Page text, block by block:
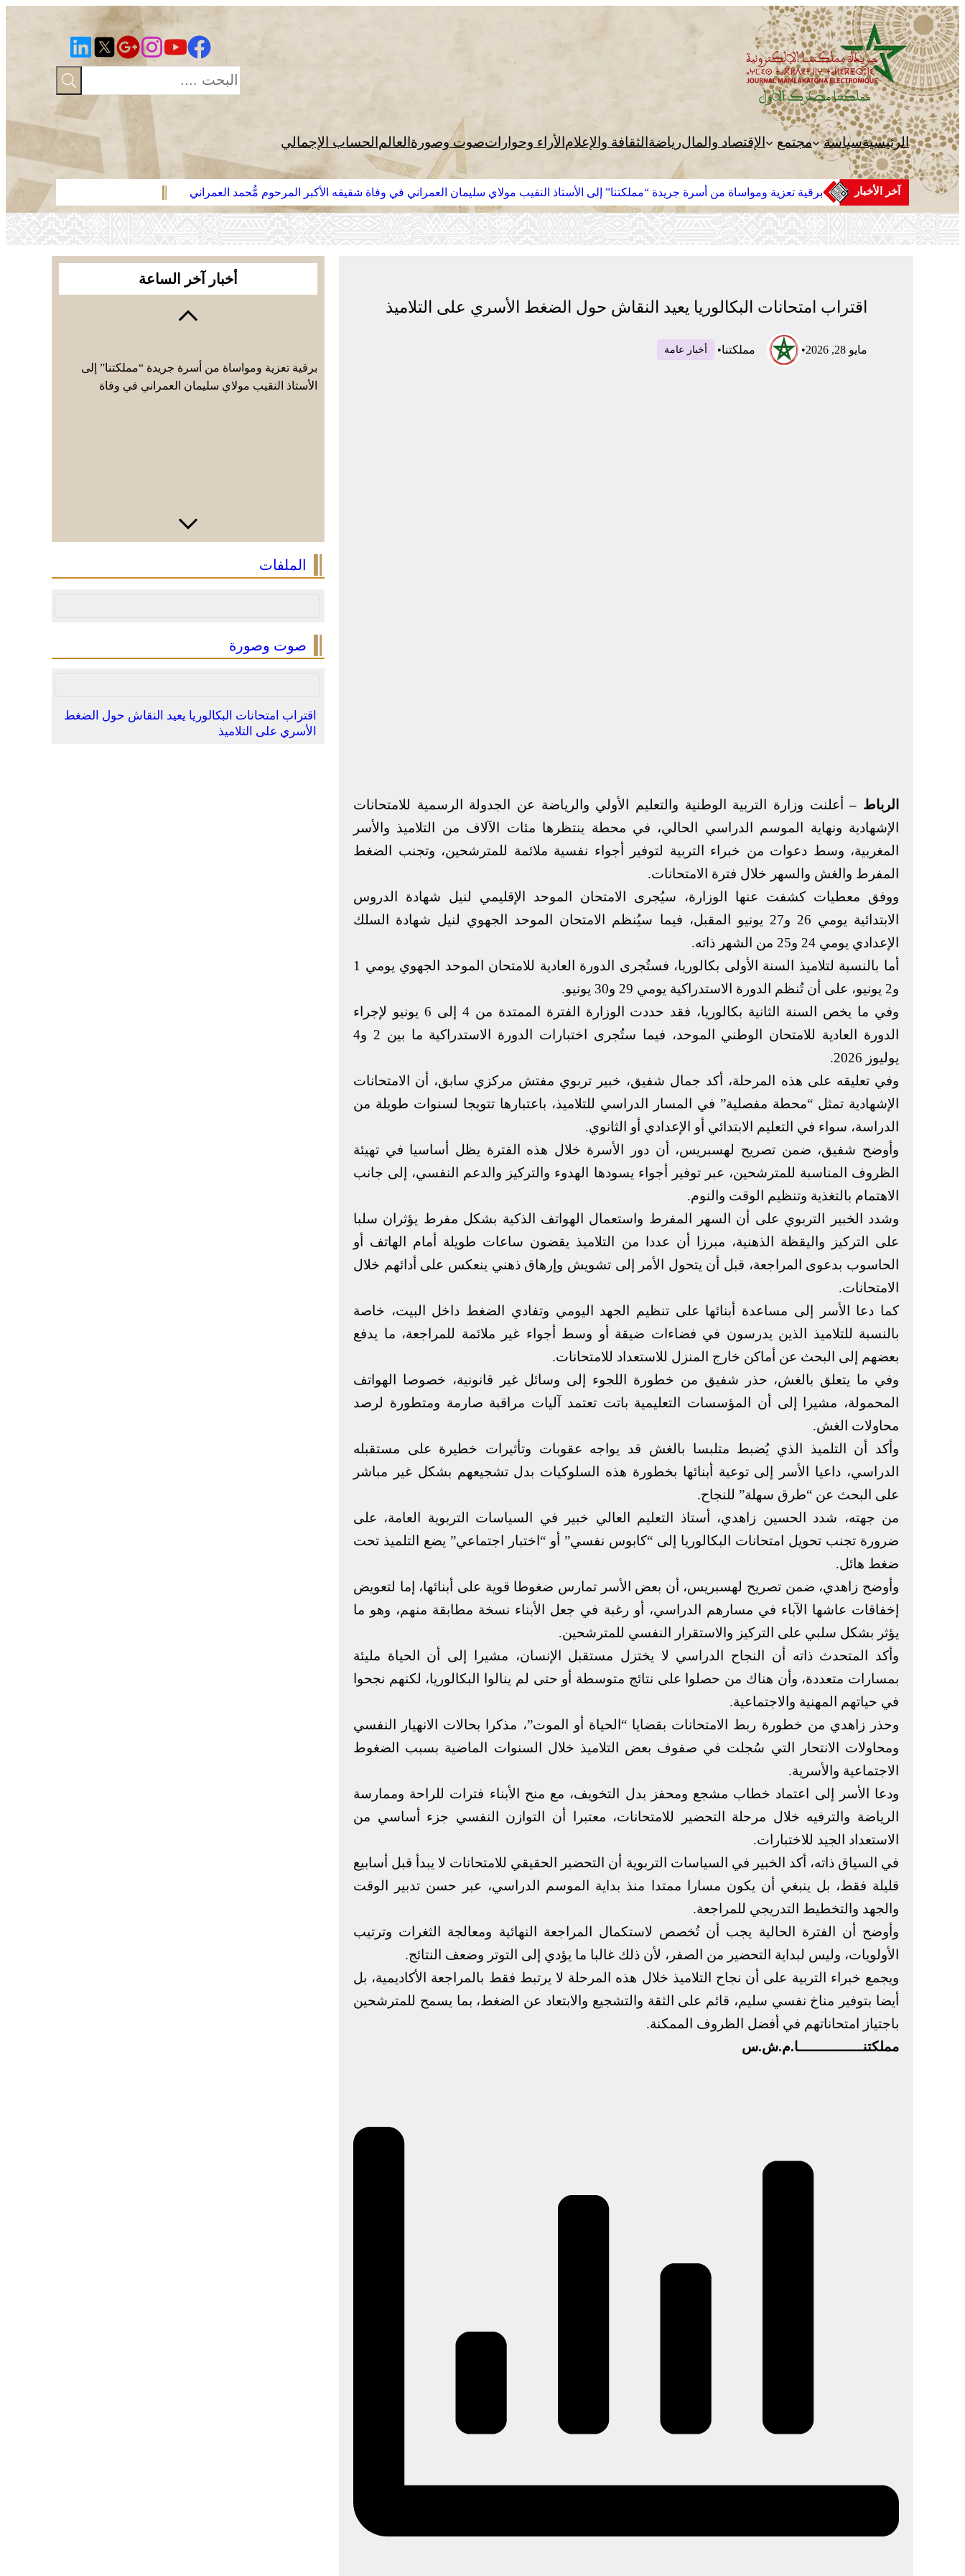
تخطى
إلى
المحتوى
الرئيسيةسياسة مجتمع الإقتصاد والمالرياضة الثقافة والإعلام الأراء وحواراتصوت وصورة العالم الحساب الإجمالي
آخر الأخبار برقية تعزية ومواساة من أسرة جريدة “مملكتنا” إلى الأستاذ النقيب مولاي سليمان العمراني في وفاة شقيقه الأكبر المرحوم مُّحمد العمراني العرائش ..
اقتراب امتحانات البكالوريا يعيد النقاش حول الضغط الأسري على التلاميذ
مايو 28, 2026 • مملكتنا• أخبار عامة
الرباط –أعلنت وزارة التربية الوطنية والتعليم الأولي والرياضة عن الجدولة الرسمية للامتحانات
الإشهادية ونهاية الموسم الدراسي الحالي، في محطة ينتظرها مئات الآلاف من التلاميذ والأسر
المغربية، وسط دعوات من خبراء التربية لتوفير أجواء نفسية ملائمة للمترشحين، وتجنب الضغط
المفرط والغش والسهر خلال فترة الامتحانات.
ووفق معطيات كشفت عنها الوزارة، سيُجرى الامتحان الموحد الإقليمي لنيل شهادة الدروس
الابتدائية يومي 26 و27 يونيو المقبل، فيما سيُنظم الامتحان الموحد الجهوي لنيل شهادة السلك
الإعدادي يومي 24 و25 من الشهر ذاته.
أما بالنسبة لتلاميذ السنة الأولى بكالوريا، فستُجرى الدورة العادية للامتحان الموحد الجهوي يومي 1
و2 يونيو، على أن تُنظم الدورة الاستدراكية يومي 29 و30 يونيو.
وفي ما يخص السنة الثانية بكالوريا، فقد حددت الوزارة الفترة الممتدة من 4 إلى 6 يونيو لإجراء
الدورة العادية للامتحان الوطني الموحد، فيما ستُجرى اختبارات الدورة الاستدراكية ما بين 2 و4
يوليوز 2026.
وفي تعليقه على هذه المرحلة، أكد جمال شفيق، خبير تربوي مفتش مركزي سابق، أن الامتحانات
الإشهادية تمثل “محطة مفصلية” في المسار الدراسي للتلاميذ، باعتبارها تتويجا لسنوات طويلة من
الدراسة، سواء في التعليم الابتدائي أو الإعدادي أو الثانوي.
وأوضح شفيق، ضمن تصريح لهسبريس، أن دور الأسرة خلال هذه الفترة يظل أساسيا في تهيئة
الظروف المناسبة للمترشحين، عبر توفير أجواء يسودها الهدوء والتركيز والدعم النفسي، إلى جانب
الاهتمام بالتغذية وتنظيم الوقت والنوم.
وشدد الخبير التربوي على أن السهر المفرط واستعمال الهواتف الذكية بشكل مفرط يؤثران سلبا
على التركيز واليقظة الذهنية، مبرزا أن عددا من التلاميذ يقضون ساعات طويلة أمام الهاتف أو
الحاسوب بدعوى المراجعة، قبل أن يتحول الأمر إلى تشويش وإرهاق ذهني ينعكس على أدائهم خلال
الامتحانات.
كما دعا الأسر إلى مساعدة أبنائها على تنظيم الجهد اليومي وتفادي الضغط داخل البيت، خاصة
بالنسبة للتلاميذ الذين يدرسون في فضاءات ضيقة أو وسط أجواء غير ملائمة للمراجعة، ما يدفع
بعضهم إلى البحث عن أماكن خارج المنزل للاستعداد للامتحانات.
وفي ما يتعلق بالغش، حذر شفيق من خطورة اللجوء إلى وسائل غير قانونية، خصوصا الهواتف
المحمولة، مشيرا إلى أن المؤسسات التعليمية باتت تعتمد آليات مراقبة صارمة ومتطورة لرصد
محاولات الغش.
وأكد أن التلميذ الذي يُضبط متلبسا بالغش قد يواجه عقوبات وتأثيرات خطيرة على مستقبله
الدراسي، داعيا الأسر إلى توعية أبنائها بخطورة هذه السلوكيات بدل تشجيعهم بشكل غير مباشر
على البحث عن “طرق سهلة” للنجاح.
من جهته، شدد الحسين زاهدي، أستاذ التعليم العالي خبير في السياسات التربوية العامة، على
ضرورة تجنب تحويل امتحانات البكالوريا إلى “كابوس نفسي” أو “اختبار اجتماعي” يضع التلميذ تحت
ضغط هائل.
وأوضح زاهدي، ضمن تصريح لهسبريس، أن بعض الأسر تمارس ضغوطا قوية على أبنائها، إما لتعويض
إخفاقات عاشها الآباء في مسارهم الدراسي، أو رغبة في جعل الأبناء نسخة مطابقة منهم، وهو ما
يؤثر بشكل سلبي على التركيز والاستقرار النفسي للمترشحين.
وأكد المتحدث ذاته أن النجاح الدراسي لا يختزل مستقبل الإنسان، مشيرا إلى أن الحياة مليئة
بمسارات متعددة، وأن هناك من حصلوا على نتائج متوسطة أو حتى لم ينالوا البكالوريا، لكنهم نجحوا
في حياتهم المهنية والاجتماعية.
وحذر زاهدي من خطورة ربط الامتحانات بقضايا “الحياة أو الموت”، مذكرا بحالات الانهيار النفسي
ومحاولات الانتحار التي سُجلت في صفوف بعض التلاميذ خلال السنوات الماضية بسبب الضغوط
الاجتماعية والأسرية.
ودعا الأسر إلى اعتماد خطاب مشجع ومحفز بدل التخويف، مع منح الأبناء فترات للراحة وممارسة
الرياضة والترفيه خلال مرحلة التحضير للامتحانات، معتبرا أن التوازن النفسي جزء أساسي من
الاستعداد الجيد للاختبارات.
في السياق ذاته، أكد الخبير في السياسات التربوية أن التحضير الحقيقي للامتحانات لا يبدأ قبل أسابيع
قليلة فقط، بل ينبغي أن يكون مسارا ممتدا منذ بداية الموسم الدراسي، عبر حسن تدبير الوقت
والجهد والتخطيط التدريجي للمراجعة.
وأوضح أن الفترة الحالية يجب أن تُخصص لاستكمال المراجعة النهائية ومعالجة الثغرات وترتيب
الأولويات، وليس لبداية التحضير من الصفر، لأن ذلك غالبا ما يؤدي إلى التوتر وضعف النتائج.
ويجمع خبراء التربية على أن نجاح التلاميذ خلال هذه المرحلة لا يرتبط فقط بالمراجعة الأكاديمية، بل
أيضا بتوفير مناخ نفسي سليم، قائم على الثقة والتشجيع والابتعاد عن الضغط، بما يسمح للمترشحين
باجتياز امتحاناتهم في أفضل الظروف الممكنة.
مملكتنـــــــــــــــا.م.ش.س
أخبار آخر الساعة
برقية تعزية ومواساة من أسرة جريدة “مملكتنا” إلى
الأستاذ النقيب مولاي سليمان العمراني في وفاة
الملفات
صوت وصورة
اقتراب امتحانات البكالوريا يعيد النقاش حول الضغط
الأسري على التلاميذ